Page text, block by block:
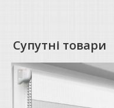
Супутні товари